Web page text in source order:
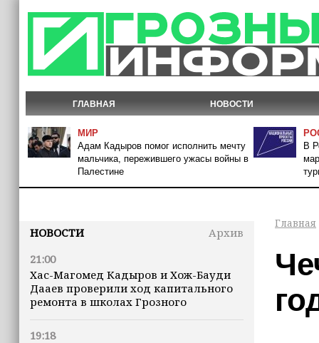
ГЛАВНАЯ НОВОСТИ
МИР
Адам Кадыров помог исполнить мечту
мальчика, пережившего ужасы войны в
Палестине
В
НОВОСТИ
Архив
21:00
Хас-Магомед Кадыров и Хож-Бауди
Дааев проверили ход капитального
ремонта в школах Грозного
19:18
Главная